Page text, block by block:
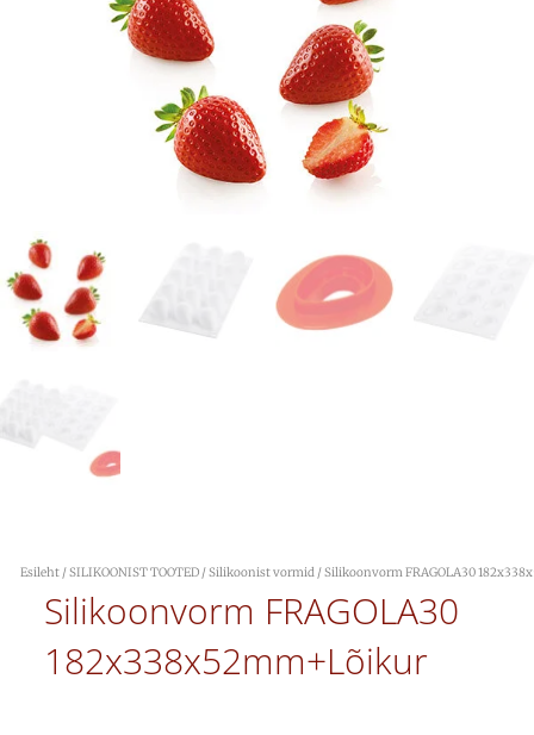
Esileht /SILIKOONIST TOOTED /Silikoonist vormid / Silikoonvorm FRAGOLA30
Silikoonvorm FRAGOLA30
182x338x52mm+lõikur